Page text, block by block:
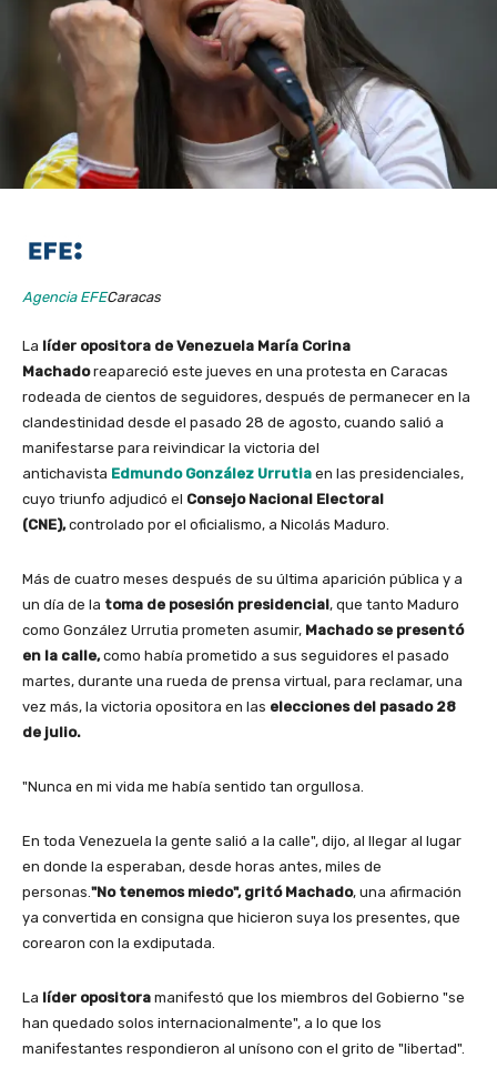
Agencia EFECaracas
La líder opositora de Venezuela María Corina
Machadoreapareció este jueves en una protesta en Caracas
rodeada de cientos de seguidores, después de permanecer en la
clandestinidad desde el pasado 28 de agosto, cuando salió a
manifestarse para reivindicar la victoria del
antichavista Edmundo González Urrutia en las presidenciales,
cuyo triunfo adjudicó el Consejo Nacional Electoral
(CNE),controlado por el oficialismo, a Nicolás Maduro.
Más de cuatro meses después de su última aparición pública y a
un día de la toma de posesión presidencial, que tanto Maduro
como González Urrutia prometen asumir, Machado se presentó
en la calle,como había prometido a sus seguidores el pasado
martes, durante una rueda de prensa virtual, para reclamar, una
vez más, la victoria opositora en las elecciones del pasado 28
de julio.
"Nunca en mi vida me había sentido tan orgullosa.
En toda Venezuela la gente salió a la calle", dijo, al llegar al lugar
en donde la esperaban, desde horas antes, miles de
personas."No tenemos miedo", gritó Machado, una afirmación
ya convertida en consigna que hicieron suya los presentes, que
corearon con la exdiputada.
La líder opositora manifestó que los miembros del Gobierno "se
han quedado solos internacionalmente", a lo que los
manifestantes respondieron al unísono con el grito de "libertad".